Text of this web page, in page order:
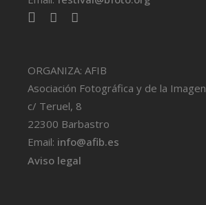
ORGANIZA: AFIB
Asociación Fotográfica y de la Imagen
c/ Teruel, 8
22300 Barbastro
Email: info@afib.es
Aviso legal